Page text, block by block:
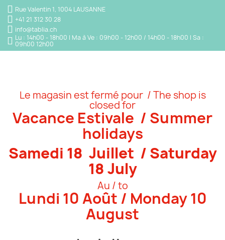
Rue Valentin 1, 1004 LAUSANNE
+41 21 312 30 28
info@tablia.ch
Lu : 14h00 - 18h00 | Ma à Ve : 09h00 - 12h00 / 14h00 - 18h00 | Sa :
09h00 12h00
Le magasin est fermé pour / The shop is
closed for
Vacance Estivale / Summer
holidays
Samedi 18 Juillet / Saturday
18 July
Au / to
Lundi 10 Août / Monday 10
August